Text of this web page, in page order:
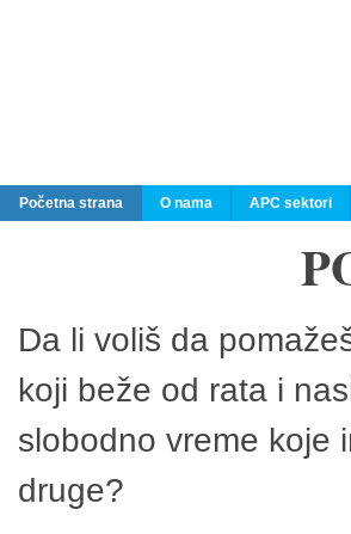
Početna strana O nama APC sektori
Da li voliš da
koji beže od rata i
slobodno vreme koje
druge?